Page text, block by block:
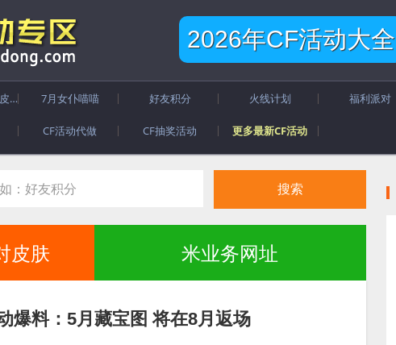
2026年CF活动大全
雷神-18周年派对皮肤 7月女仆喵喵 好友积分 火线计划 福利派对
CF活动代做 CF抽奖活动 更多最新CF活动
皮肤 米业务网址
爆料：5月藏宝图 将在8月返场